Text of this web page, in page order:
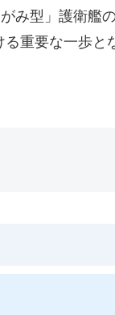
み型」護衛艦
重要な一歩と